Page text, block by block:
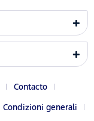
Contacto
Condizioni generali